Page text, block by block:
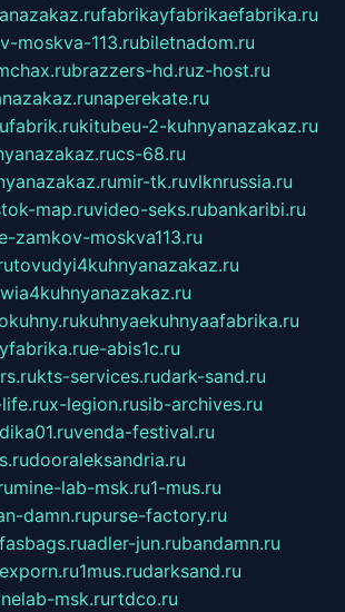
fabrikayfabrikaefabrika.ru
moskva-113.rubiletnadom.ru
brazzers-hd.ruz-host.ru
naperekate.ru
kitubeu-2-kuhnyanazakaz.ru
cs-68.ru
mir-tk.ruvlknrussia.ru
map.ruvideo-seks.rubankaribi.ru
zamkov-moskva113.ru
tovudyi4kuhnyanazakaz.ru
kuhnyaekuhnyaafabrika.ru
e-abis1c.ru
kts-services.rudark-sand.ru
x-legion.rusib-archives.ru
venda-festival.ru
dooraleksandria.ru
mine-lab-msk.ru1-mus.ru
damn.rupurse-factory.ru
fasbags.ruadler-jun.rubandamn.ru
1mus.rudarksand.ru
msk.rurtdco.ru